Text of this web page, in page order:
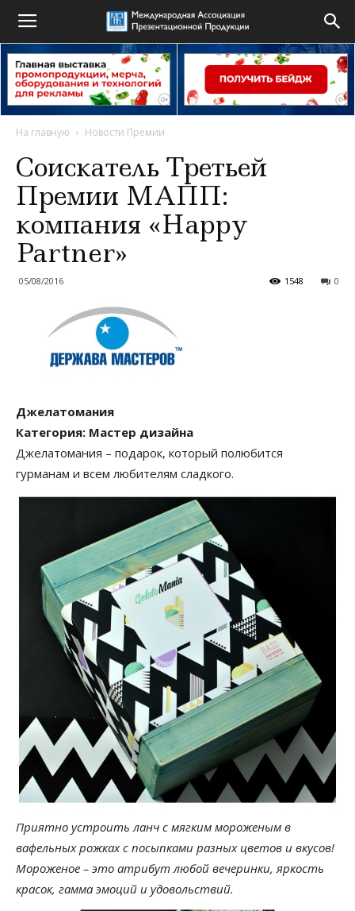
На главную Новости Премии
Соискатель Третьей
Премии МАПП:
компания «Happy
Partner»
05/08/2016 0
1548
Джелатомания
Категория: Мастер дизайна
Джелатомания – подарок, который полюбится
гурманам и всем любителям сладкого.
Приятно устроить ланч с мягким мороженым в
вафельных рожках с посыпками разных цветов и вкусов!
Мороженое – это атрибут любой вечеринки, яркость
красок, гамма эмоций и удовольствий.